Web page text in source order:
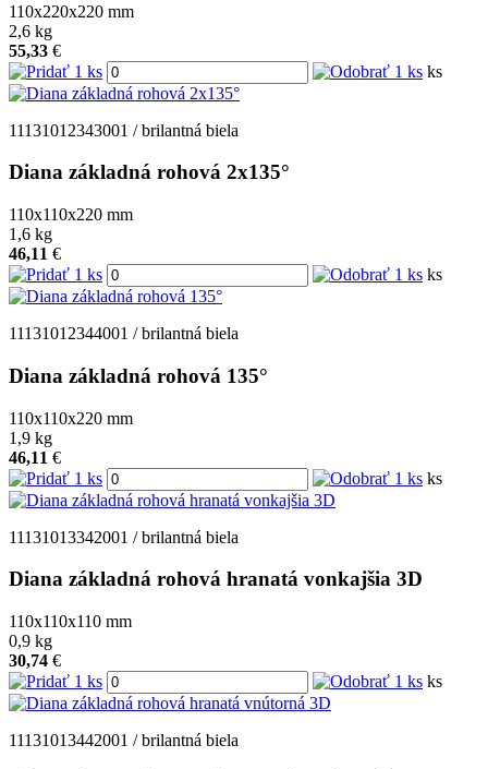
110x220x220 mm
2,6 kg
55,33 €
ks
11131012343001 / brilantná biela
Diana základná rohová 2x135°
110x110x220 mm
1,6 kg
46,11 €
ks
11131012344001 / brilantná biela
Diana základná rohová 135°
110x110x220 mm
1,9 kg
46,11 €
ks
11131013342001 / brilantná biela
Diana základná rohová hranatá vonkajšia 3D
110x110x110 mm
0,9 kg
30,74 €
ks
11131013442001 / brilantná biela